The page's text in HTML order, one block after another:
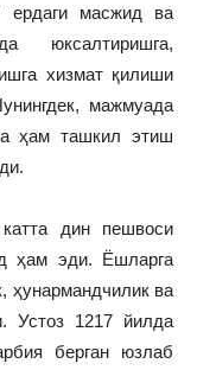
масжид ва
юксалтиришга,
хизмат қилиши
мажмуада
ҳам ташкил этиш
дин пешвоси
ҳам эди. Ёшларга
ҳунармандчилик ва
Устоз 1217 йилда
берган юзлаб